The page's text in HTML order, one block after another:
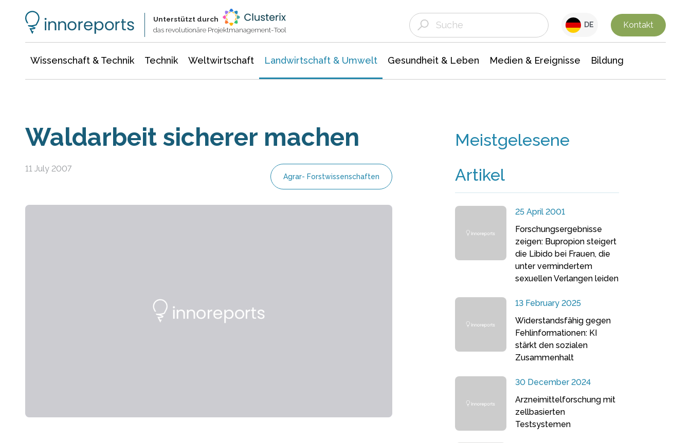
Unterstützt durch
das revolutionäre Projektmanagement-Tool
DE Kontakt
Wissenschaft & Technik Technik Weltwirtschaft Landwirtschaft & Umwelt Gesundheit & Leben Medien & Ereignisse Bildung
Waldarbeit sicherer machen
11 July 2007
Agrar- Forstwissenschaften
Meistgelesene
Artikel
25 April 2001
Forschungsergebnisse
zeigen: Bupropion steigert
die Libido bei Frauen, die
unter vermindertem
sexuellen Verlangen leiden
13 February 2025
Widerstandsfähig gegen
Fehlinformationen: KI
stärkt den sozialen
Zusammenhalt
30 December 2024
Arzneimittelforschung mit
zellbasierten
Testsystemen